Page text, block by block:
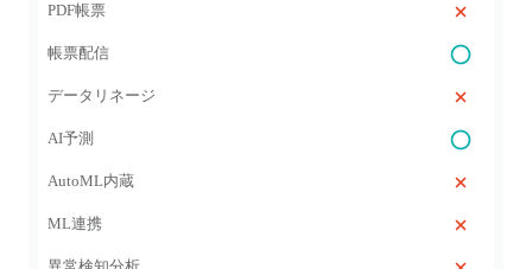
PDF帳票
帳票配信
データリネージ
AI予測
AutoML内蔵
ML連携